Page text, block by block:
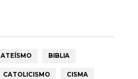
ATEÍSMO BIBLIA
CATOLICISMO CISMA